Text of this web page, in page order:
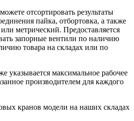
отсортировать результаты
пайка, отбортовка, а также
метрический. Предоставляется
запорные вентили по наличию
товара на складах или по
указывается максимальное рабочее
производителем для каждого
кранов модели на наших складах